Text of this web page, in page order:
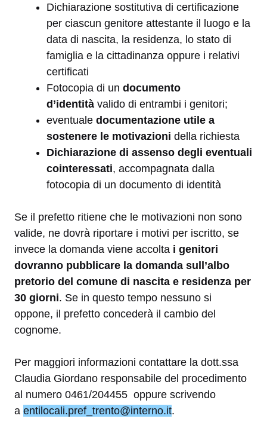
Dichiarazione sostitutiva di certificazione
per ciascun genitore attestante il luogo e la
data di nascita, la residenza, lo stato di
famiglia e la cittadinanza oppure i relativi
certificati
Fotocopia di un documento
d’identità valido di entrambi i genitori;
eventuale documentazione utile a
sostenere le motivazioni della richiesta
Dichiarazione di assenso degli eventuali
cointeressati, accompagnata dalla
fotocopia di un documento di identità
Se il prefetto ritiene che le motivazioni non sono
valide, ne dovrà riportare i motivi per iscritto, se
invece la domanda viene accolta i genitori
dovranno pubblicare la domanda sull’albo
pretorio del comune di nascita e residenza per
30 giorni. Se in questo tempo nessuno si
oppone, il prefetto concederà il cambio del
cognome.
Per maggiori informazioni contattare la dott.ssa
Claudia Giordano responsabile del procedimento
al numero 0461/204455 oppure scrivendo
a entilocali.pref_trento@interno.it.